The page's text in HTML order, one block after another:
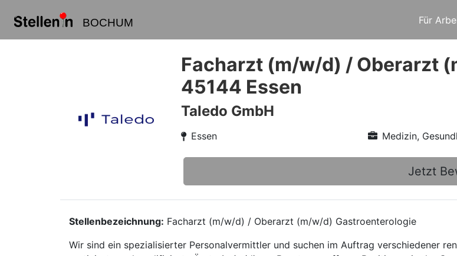
BOCHUM Für
Facharzt (m/w/d) / Oberarzt
45144 Essen
Taledo GmbH
Essen Medizin,
Jetzt
Stellenbezeichnung: Facharzt (m/w/d) / Oberarzt (m/w/d) Gastroenterologie
Wir sind ein spezialisierter Personalvermittler und suchen im Auftrag verschiedener